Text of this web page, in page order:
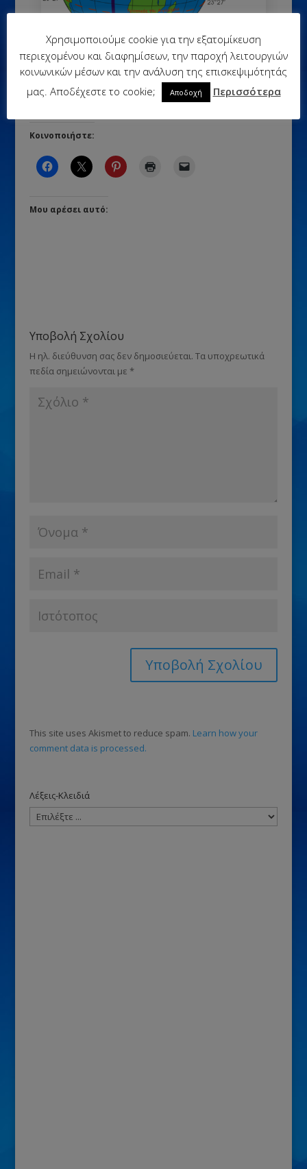
Γεωγραφικές συντεταγμένες (κουίζ)
Κοινοποιήστε:
Μου αρέσει αυτό:
Υποβολή Σχολίου
Η ηλ. διεύθυνση σας δεν δημοσιεύεται. Τα υποχρεωτικά
πεδία σημειώνονται με *
This site uses Akismet to reduce spam. Learn how your
comment data is processed.
Λέξεις-Κλειδιά
Χρησιμοποιούμε cookie για την εξατομίκευση
περιεχομένου και διαφημίσεων, την παροχή λειτουργιών
κοινωνικών μέσων και την ανάλυση της επισκεψιμότητάς
μας. Αποδέχεστε το cookie;
Αποδοχή Περισσότερα